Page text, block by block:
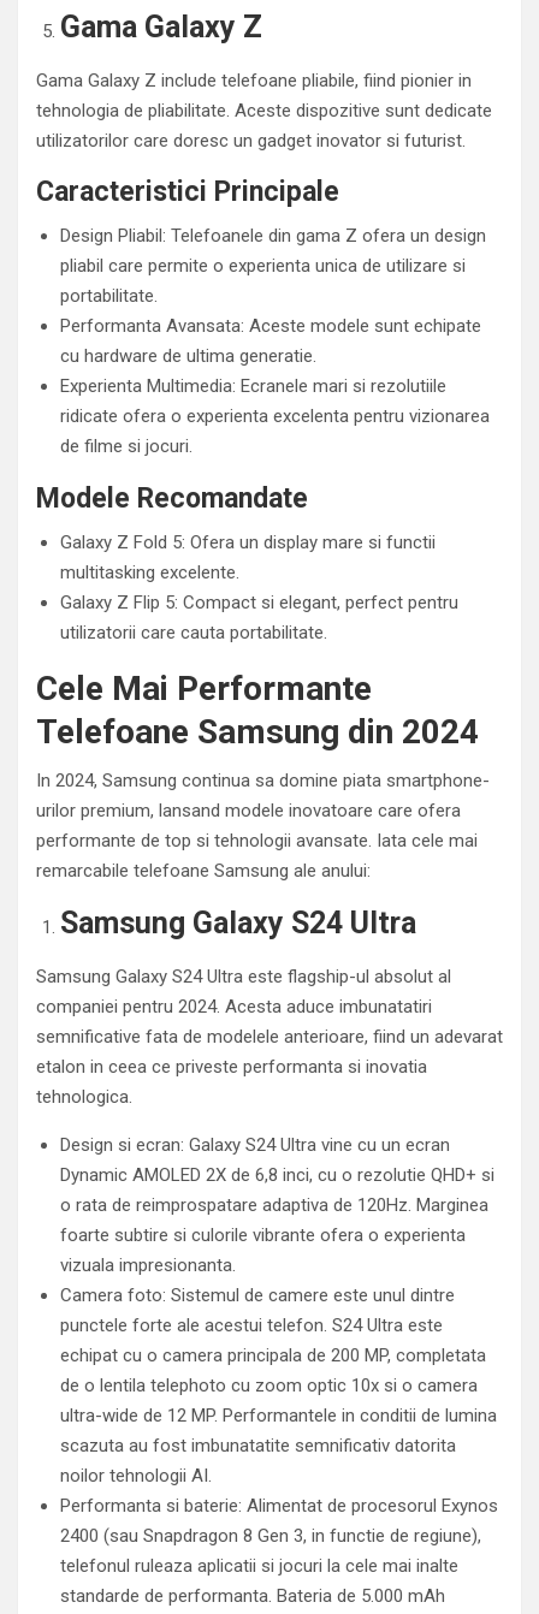
Gama Galaxy Z
Gama Galaxy Z include telefoane pliabile, fiind pionier in
tehnologia de pliabilitate. Aceste dispozitive sunt dedicate
utilizatorilor care doresc un gadget inovator si futurist.
Caracteristici Principale
Design Pliabil: Telefoanele din gama Z ofera un design
pliabil care permite o experienta unica de utilizare si
portabilitate.
Performanta Avansata: Aceste modele sunt echipate
cu hardware de ultima generatie.
Experienta Multimedia: Ecranele mari si rezolutiile
ridicate ofera o experienta excelenta pentru vizionarea
de filme si jocuri.
Modele Recomandate
Galaxy Z Fold 5: Ofera un display mare si functii
multitasking excelente.
Galaxy Z Flip 5: Compact si elegant, perfect pentru
utilizatorii care cauta portabilitate.
Cele Mai Performante
Telefoane Samsung din 2024
In 2024, Samsung continua sa domine piata smartphone-
urilor premium, lansand modele inovatoare care ofera
performante de top si tehnologii avansate. Iata cele mai
remarcabile telefoane Samsung ale anului:
Samsung Galaxy S24 Ultra
Samsung Galaxy S24 Ultra este flagship-ul absolut al
companiei pentru 2024. Acesta aduce imbunatatiri
semnificative fata de modelele anterioare, fiind un adevarat
etalon in ceea ce priveste performanta si inovatia
tehnologica.
Design si ecran: Galaxy S24 Ultra vine cu un ecran
Dynamic AMOLED 2X de 6,8 inci, cu o rezolutie QHD+ si
o rata de reimprospatare adaptiva de 120Hz. Marginea
foarte subtire si culorile vibrante ofera o experienta
vizuala impresionanta.
Camera foto: Sistemul de camere este unul dintre
punctele forte ale acestui telefon. S24 Ultra este
echipat cu o camera principala de 200 MP, completata
de o lentila telephoto cu zoom optic 10x si o camera
ultra-wide de 12 MP. Performantele in conditii de lumina
scazuta au fost imbunatatite semnificativ datorita
noilor tehnologii AI.
Performanta si baterie: Alimentat de procesorul Exynos
2400 (sau Snapdragon 8 Gen 3, in functie de regiune),
telefonul ruleaza aplicatii si jocuri la cele mai inalte
standarde de performanta. Bateria de 5.000 mAh